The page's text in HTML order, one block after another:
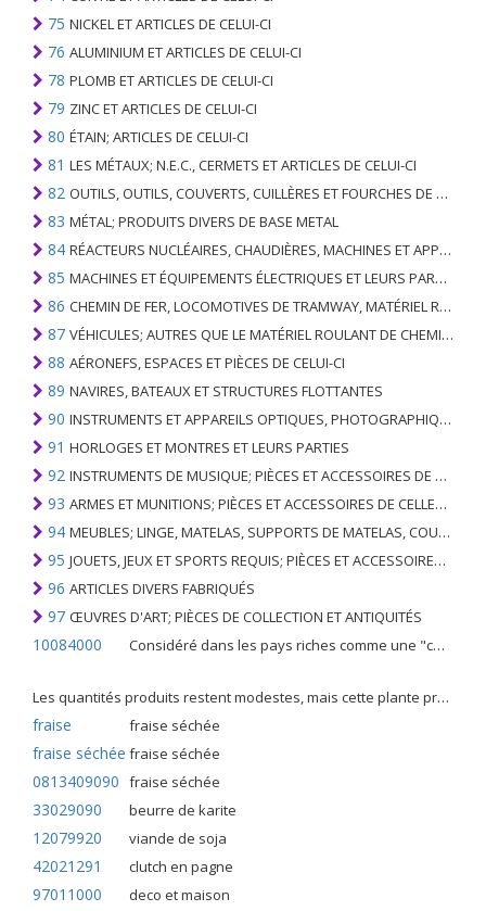
75 NICKEL ET ARTICLES DE CELUI-CI
76 ALUMINIUM ET ARTICLES DE CELUI-CI
78 PLOMB ET ARTICLES DE CELUI-CI
79 ZINC ET ARTICLES DE CELUI-CI
80 ÉTAIN; ARTICLES DE CELUI-CI
81 LES MÉTAUX; N.E.C., CERMETS ET ARTICLES DE CELUI-CI
82 OUTILS, OUTILS, COUVERTS, CUILLÈRES ET FOURCHES DE MÉTAUX DE BASE; PARTIES DE CELLES-CI, EN METAL DE BASE
83 MÉTAL; PRODUITS DIVERS DE BASE METAL
84 RÉACTEURS NUCLÉAIRES, CHAUDIÈRES, MACHINES ET APPAREILS MÉCANIQUES; PARTIES DE CELLES-CI
85 MACHINES ET ÉQUIPEMENTS ÉLECTRIQUES ET LEURS PARTIES; ENREGISTREURS ET REPRODUCTEURS SONORES; APPAREILS D'ENREGISTREMENT OU DE REPRODUCTION DES IMAGES ET DU SON EN TÉLÉVISION, PIÈCES ET ACCESSOIRES DE TELS ARTICLES
86 CHEMIN DE FER, LOCOMOTIVES DE TRAMWAY, MATÉRIEL ROULANT ET LEURS PARTIES; RACCORDS DE CHEMIN DE FER OU DE TRAMWAY ET RACCORDS ET PIÈCES DE CELLES-CI; ÉQUIPEMENT DE SIGNALISATION DE TRAFIC MÉCANIQUE (Y COMPRIS ÉLECTRO-MÉCANIQUE) DE TOUS TYPES
87 VÉHICULES; AUTRES QUE LE MATÉRIEL ROULANT DE CHEMIN DE FER OU DE TRAMWAY, ET LEURS PIÈCES ET ACCESSOIRES
88 AÉRONEFS, ESPACES ET PIÈCES DE CELUI-CI
89 NAVIRES, BATEAUX ET STRUCTURES FLOTTANTES
90 INSTRUMENTS ET APPAREILS OPTIQUES, PHOTOGRAPHIQUES, CINÉMATOGRAPHIQUES, DE MESURE, DE CONTRÔLE, DE MÉDECINE OU DE CHIRURGIE; PIÈCES ET ACCESSOIRES
91 HORLOGES ET MONTRES ET LEURS PARTIES
92 INSTRUMENTS DE MUSIQUE; PIÈCES ET ACCESSOIRES DE TELS ARTICLES
93 ARMES ET MUNITIONS; PIÈCES ET ACCESSOIRES DE CELLES-CI
94 MEUBLES; LINGE, MATELAS, SUPPORTS DE MATELAS, COUSSINS ET AMEUBLEMENT SIMILAIRE FARCI; LAMPES ET RACCORDS D'ÉCLAIRAGE, N.E.C .; SIGNES LUMINEUSES, PLAQUES DE NOMS LUMINEUSES ET SIMILAIRES; BÂTIMENTS PRÉFABRIQUÉS
95 JOUETS, JEUX ET SPORTS REQUIS; PIÈCES ET ACCESSOIRES DE CELLES-CI
96 ARTICLES DIVERS FABRIQUÉS
97 ŒUVRES D'ART; PIÈCES DE COLLECTION ET ANTIQUITÉS
10084000 Considéré dans les pays riches comme une "céréale mineure", le fonio blanc est une graminée de la famille des poaceae cultivée pour ses graines dans certaines régions d'Afrique.
Les quantités produits restent modestes, mais cette plante présente malgré tout de nombreuses qualités. Elle est utilisé dans l'alimentation humaine et entre dans la préparation de nombreuses recettes traditionnelles africaines comme le couscous, la bouillie, les boulettes, les beignets et même le pain.
fraise fraise séchée
fraise séchée fraise séchée
0813409090 fraise séchée
33029090 beurre de karite
12079920 viande de soja
42021291 clutch en pagne
97011000 deco et maison